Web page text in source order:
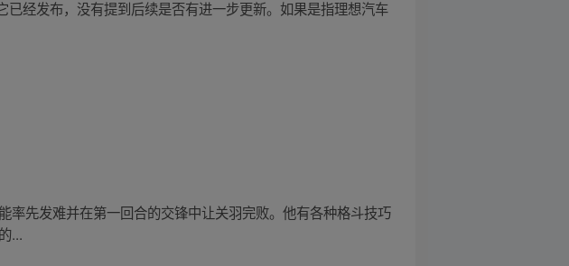
经发布，没有提到后续是否有进一步更新。如果是指理想汽车
先发难并在第一回合的交锋中让关羽完败。他有各种格斗技巧
...